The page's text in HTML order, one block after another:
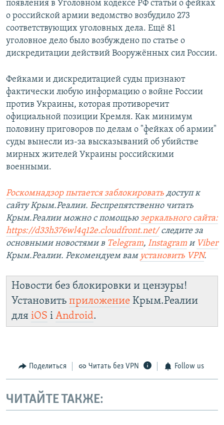
появления в Уголовном кодексе РФ статьи о фейках
о российской армии ведомство возбудило 273
соответствующих уголовных дела. Ещё 81
уголовное дело было возбуждено по статье о
дискредитации действий Вооружённых сил России.
Фейками и дискредитацией суды признают
фактически любую информацию о войне России
против Украины, которая противоречит
официальной позиции Кремля. Как минимум
половину приговоров по делам о "фейках об армии"
суды вынесли из-за высказываний об убийстве
мирных жителей Украины российскими
военными.
Роскомнадзор пытается заблокировать доступ к
сайту Крым.Реалии. Беспрепятственно читать
Крым.Реалии можно с помощью зеркального сайта:
https://d33h376wl4q12e.cloudfront.net/следите за
основными новостями в Telegram, Instagram и Viber
Крым.Реалии. Рекомендуем вам установить VPN.
Новости без блокировки и цензуры!
Установить приложение Крым.Реалии
для iOS і Android.
Поделиться Читать без VPN Follow us
ЧИТАЙТЕ ТАКЖЕ: